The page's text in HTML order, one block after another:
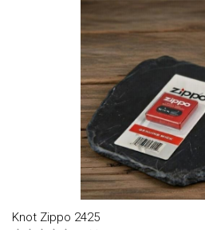
Knot Zippo 2425